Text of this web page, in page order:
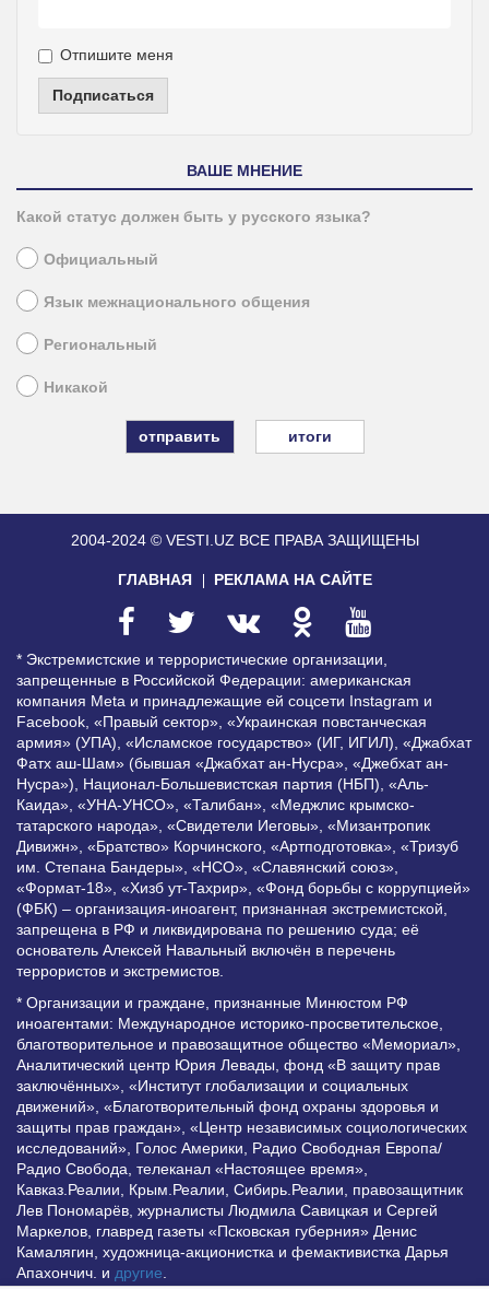
Отпишите меня
Подписаться
ВАШЕ МНЕНИЕ
Какой статус должен быть у русского языка?
Официальный
Язык межнационального общения
Региональный
Никакой
итоги
2004-2024 © VESTI.UZ ВСЕ ПРАВА ЗАЩИЩЕНЫ
ГЛАВНАЯ РЕКЛАМА НА САЙТЕ
* Экстремистские и террористические организации,
запрещенные в Российской Федерации: американская
компания Meta и принадлежащие ей соцсети Instagram и
Facebook, «Правый сектор», «Украинская повстанческая
армия» (УПА), «Исламское государство» (ИГ, ИГИЛ), «Джабхат
Фатх аш-Шам» (бывшая «Джабхат ан-Нусра», «Джебхат ан-
Нусра»), Национал-Большевистская партия (НБП), «Аль-
Каида», «УНА-УНСО», «Талибан», «Меджлис крымско-
татарского народа», «Свидетели Иеговы», «Мизантропик
Дивижн», «Братство» Корчинского, «Артподготовка», «Тризуб
им. Степана Бандеры», «НСО», «Славянский союз»,
«Формат-18», «Хизб ут-Тахрир», «Фонд борьбы с коррупцией»
(ФБК) – организация-иноагент, признанная экстремистской,
запрещена в РФ и ликвидирована по решению суда; её
основатель Алексей Навальный включён в перечень
террористов и экстремистов.
* Организации и граждане, признанные Минюстом РФ
иноагентами: Международное историко-просветительское,
благотворительное и правозащитное общество «Мемориал»,
Аналитический центр Юрия Левады, фонд «В защиту прав
заключённых», «Институт глобализации и социальных
движений», «Благотворительный фонд охраны здоровья и
защиты прав граждан», «Центр независимых социологических
исследований», Голос Америки, Радио Свободная Европа/
Радио Свобода, телеканал «Настоящее время»,
Кавказ.Реалии, Крым.Реалии, Сибирь.Реалии, правозащитник
Лев Пономарёв, журналисты Людмила Савицкая и Сергей
Маркелов, главред газеты «Псковская губерния» Денис
Камалягин, художница-акционистка и фемактивистка Дарья
Апахончич. и другие.